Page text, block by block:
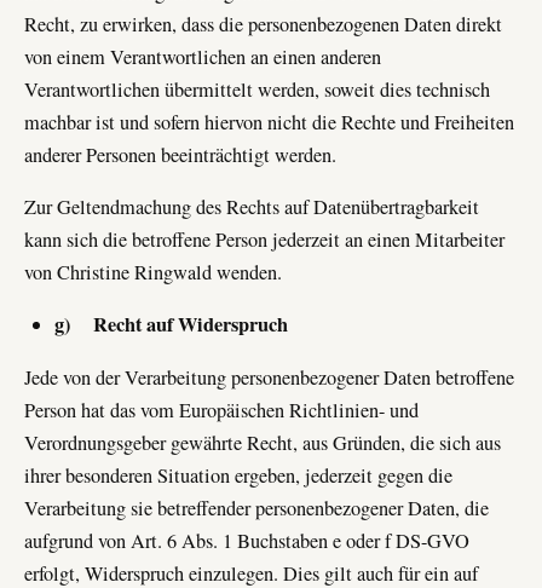
Recht, zu erwirken, dass die personenbezogenen Daten direkt
von einem Verantwortlichen an einen anderen
Verantwortlichen übermittelt werden, soweit dies technisch
machbar ist und sofern hiervon nicht die Rechte und Freiheiten
anderer Personen beeinträchtigt werden.
Zur Geltendmachung des Rechts auf Datenübertragbarkeit
kann sich die betroffene Person jederzeit an einen Mitarbeiter
von Christine Ringwald wenden.
g) Recht auf Widerspruch
Jede von der Verarbeitung personenbezogener Daten betroffene
Person hat das vom Europäischen Richtlinien- und
Verordnungsgeber gewährte Recht, aus Gründen, die sich aus
ihrer besonderen Situation ergeben, jederzeit gegen die
Verarbeitung sie betreffender personenbezogener Daten, die
aufgrund von Art. 6 Abs. 1 Buchstaben e oder f DS-GVO
erfolgt, Widerspruch einzulegen. Dies gilt auch für ein auf